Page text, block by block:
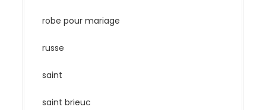
robe pour mariage
russe
saint
saint brieuc